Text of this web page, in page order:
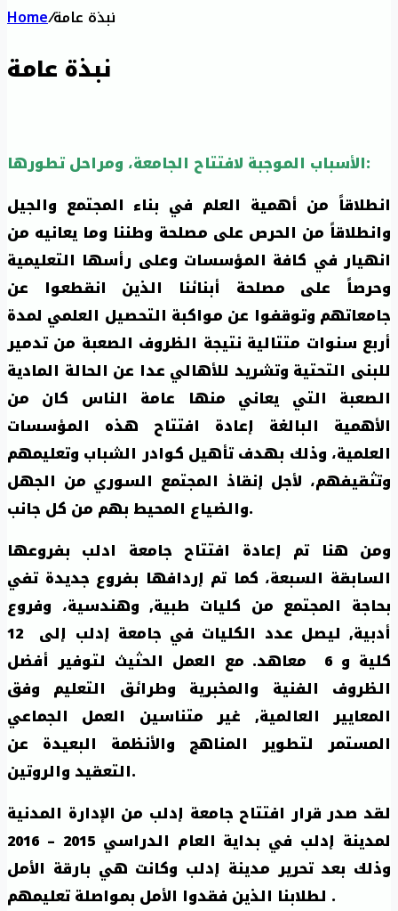
Home/نبذة عامة
نبذة عامة
الأسباب الموجبة لافتتاح الجامعة، ومراحل تطورها:
انطلاقاً من أهمية العلم في بناء المجتمع والجيل
وانطلاقاً من الحرص على مصلحة وطننا وما يعانيه من
انهيار في كافة المؤسسات وعلى رأسها التعليمية
وحرصاً على مصلحة أبنائنا الذين انقطعوا عن
جامعاتهم وتوقفوا عن مواكبة التحصيل العلمي لمدة
أربع سنوات متتالية نتيجة الظروف الصعبة من تدمير
للبنى التحتية وتشريد للأهالي عدا عن الحالة المادية
الصعبة التي يعاني منها عامة الناس كان من
الأهمية البالغة إعادة افتتاح هذه المؤسسات
العلمية، وذلك بهدف تأهيل كوادر الشباب وتعليمهم
وتثقيفهم، لأجل إنقاذ المجتمع السوري من الجهل
والضياع المحيط بهم من كل جانب.
ومن هنا تم إعادة افتتاح جامعة ادلب بفروعها
السابقة السبعة، كما تم إردافها بفروع جديدة تفي
بحاجة المجتمع من كليات طبية, وهندسية، وفروع
أدبية, ليصل عدد الكليات في جامعة إدلب إلى12
كلية و 6
معاهد. مع العمل الحثيث لتوفير أفضل
الظروف الفنية والمخبرية وطرائق التعليم وفق
المعايير العالمية, غير متناسين العمل الجماعي
المستمر لتطوير المناهج والأنظمة البعيدة عن
التعقيد والروتين.
لقد صدر قرار افتتاح جامعة إدلب من الإدارة المدنية
لمدينة إدلب في بداية العام الدراسي 2015 – 2016
وذلك بعد تحرير مدينة إدلب وكانت هي بارقة الأمل
لطلابنا الذين فقدوا الأمل بمواصلة تعليمهم .